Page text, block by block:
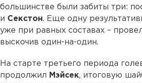
большинстве были забиты три:
и Секстон. Еще одну
уже при равных составах –
выскочив один-на-один.
На старте третьего периода
продолжил Мэйсек, итоговую